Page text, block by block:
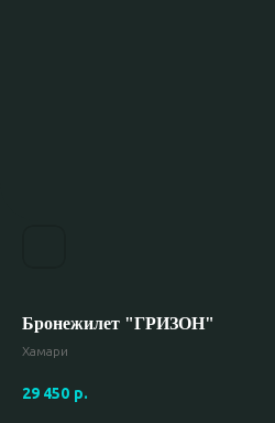
Бронежилет "ГРИЗОН"
Хамари
29 450 р.